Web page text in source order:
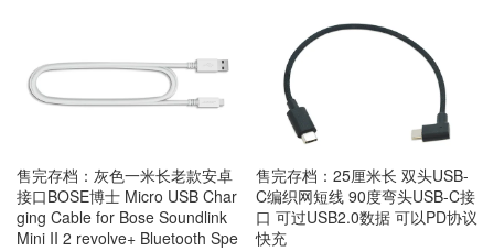
售完存档：灰色一米长老款安卓
接口BOSE博士 Micro USB Char
ging Cable for Bose Soundlink
Mini II 2 revolve+ Bluetooth Spe
售完存档：25厘米长 双头USB-
C编织网短线 90度弯头USB-C接
口 可过USB2.0数据 可以PD协议
快充